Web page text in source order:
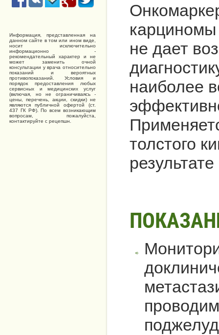
Информация, представленная на
данном сайте в том или ином виде,
носит исключительно
информационно -
рекомендательный характер и не
может заменить очной
консультации у врача относительно
показаний и вероятных
противопоказаний. Условия и
порядок предоставления любых
сервисных и медицинских услуг
(включая, но не ограничиваясь -
цены, перечень, акции, скидки) не
являются публичной офертой (ст.
437 ГК РФ). По всем возникающим
вопросам, пожалуйста,
контактируйте с рецепшн.
не дает
наиболее
толстого